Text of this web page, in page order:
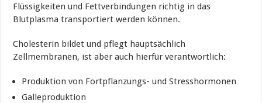
Flüssigkeiten und Fettverbindungen richtig in das
Blutplasma transportiert werden können.
Cholesterin bildet und pflegt hauptsächlich
Zellmembranen, ist aber auch hierfür verantwortlich:
Produktion von Fortpflanzungs- und Stresshormonen
Galleproduktion